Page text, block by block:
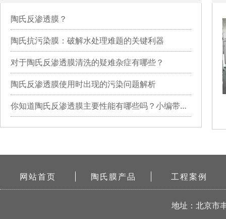
陶氏反渗透膜？
陶氏抗污染膜：破解水处理难题的关键利器
对于陶氏反渗透膜清洗的疑难杂症有哪些？
陶氏反渗透膜使用时出现的污染问题解析
你知道陶氏反渗透膜主要性能有哪些吗？小编带你详细了解
网站首页 陶氏膜产品 工程案例
地址：北京市